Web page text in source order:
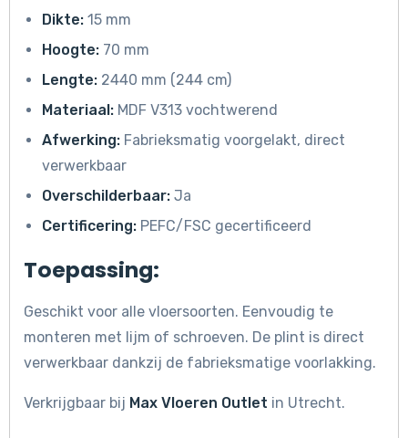
Dikte: 15 mm
Hoogte: 70 mm
Lengte: 2440 mm (244 cm)
Materiaal: MDF V313 vochtwerend
Afwerking: Fabrieksmatig voorgelakt, direct
verwerkbaar
Overschilderbaar: Ja
Certificering: PEFC/FSC gecertificeerd
Toepassing:
Geschikt voor alle vloersoorten. Eenvoudig te
monteren met lijm of schroeven. De plint is direct
verwerkbaar dankzij de fabrieksmatige voorlakking.
Verkrijgbaar bij Max Vloeren Outlet in Utrecht.